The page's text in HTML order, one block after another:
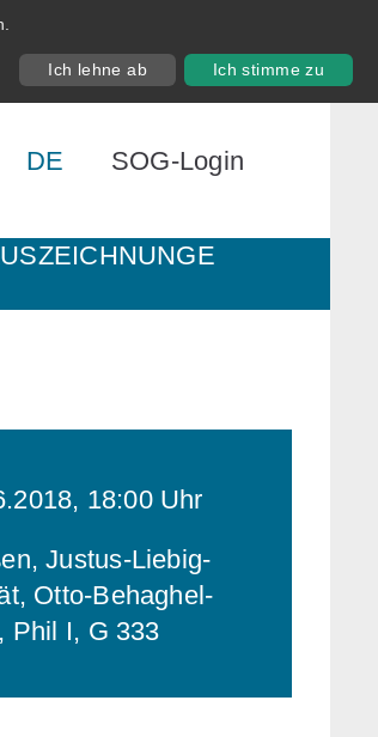
Ich lehne ab Ich stimme zu
DE SOG-Login
18:00 Uhr
Justus-Liebig-
Otto-Behaghel-
Phil I, G 333